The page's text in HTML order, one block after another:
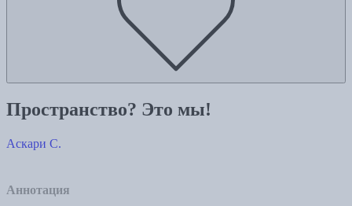
Пространство? Это мы!
Аскари С.
Аннотация